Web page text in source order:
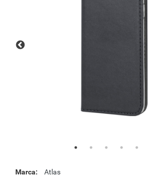
Marca:
Atlas